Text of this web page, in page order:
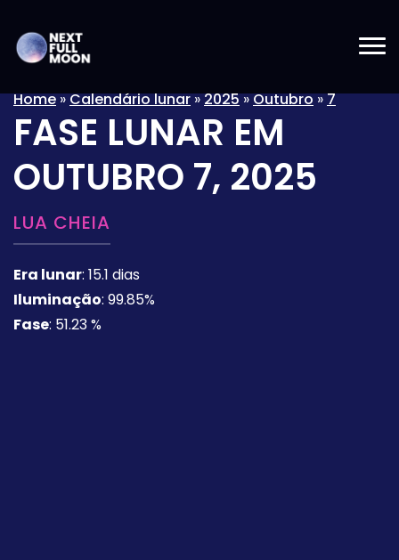
Home»Calendário lunar»2025»Outubro»7
FASE LUNAR EM
OUTUBRO 7, 2025
LUA CHEIA
Era lunar: 15.1 dias
Iluminação: 99.85%
Fase: 51.23 %